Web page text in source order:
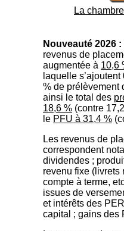
La
Nouveauté 2026 :
revenus de
augmentée à 10,6
laquelle
% de prélèvement
ainsi le total des
18,6 % (contre
le PFU à 31,4 %
Les revenus de
correspondent
dividendes ;
revenu fixe (livrets
compte à terme,
issues de
et intérêts des
capital ; gains des